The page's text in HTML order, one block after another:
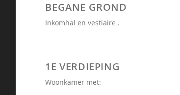
BEGANE GROND
Inkomhal en vestiaire .
1E VERDIEPING
Woonkamer met: